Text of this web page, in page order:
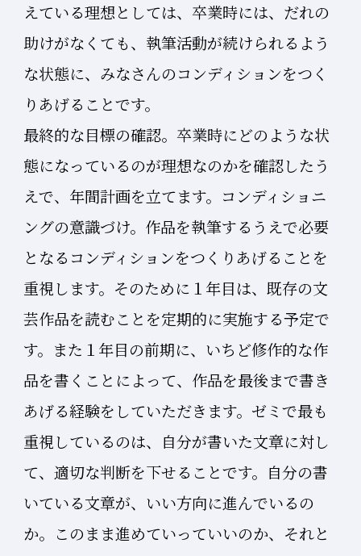
えている理想としては、卒業時には、だれの
助けがなくても、執筆活動が続けられるよう
な状態に、みなさんのコンディションをつく
りあげることです。
最終的な目標の確認。卒業時にどのような状
態になっているのが理想なのかを確認したう
えで、年間計画を立てます。コンディショニ
ングの意識づけ。作品を執筆するうえで必要
となるコンディションをつくりあげることを
重視します。そのために１年目は、既存の文
芸作品を読むことを定期的に実施する予定で
す。また１年目の前期に、いちど修作的な作
品を書くことによって、作品を最後まで書き
あげる経験をしていただきます。ゼミで最も
重視しているのは、自分が書いた文章に対し
て、適切な判断を下せることです。自分の書
いている文章が、いい方向に進んでいるの
か。このまま進めていっていいのか、それと